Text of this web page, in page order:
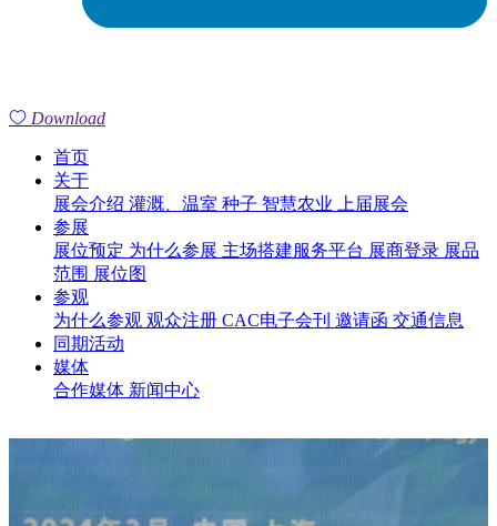
Download
首页
关于
展会介绍 灌溉、温室 种子 智慧农业
上届展会
参展
展位预定 为什么参展 主场搭建服务平台 展商登录 展品
范围 展位图
参观
为什么参观 观众注册 CAC电子会刊 邀请函 交通信息
同期活动
媒体
合作媒体 新闻中心